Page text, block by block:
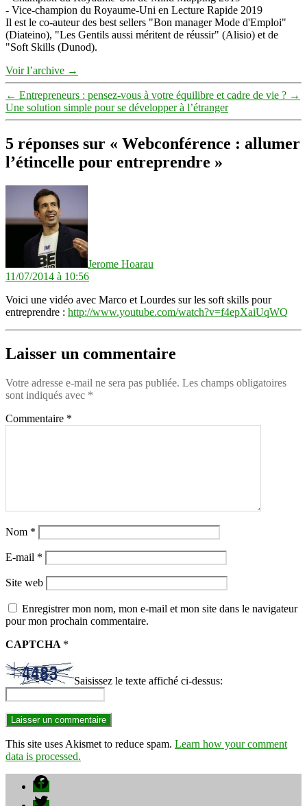
- Vice-champion du Royaume-Uni en Lecture Rapide 2019
Il est le co-auteur des best sellers "Bon manager Mode d'Emploi"
(Diateino), "Les Gentils aussi méritent de réussir" (Alisio) et de
"Soft Skills (Dunod).
Voir l’archive →
← Entrepreneurs : pensez-vous à votre équilibre et cadre de vie ? →
Une solution simple pour se développer à l’étranger
5 réponses sur « Webconférence : allumer
l’étincelle pour entreprendre »
Jerome Hoarau
11/07/2014 à 10:56
Voici une vidéo avec Marco et Lourdes sur les soft skills pour
entreprendre : http://www.youtube.com/watch?v=f4epXaiUqWQ
Laisser un commentaire
Votre adresse e-mail ne sera pas publiée. Les champs obligatoires
sont indiqués avec *
Commentaire *
Nom *
E-mail *
Site web
Enregistrer mon nom, mon e-mail et mon site dans le navigateur
pour mon prochain commentaire.
CAPTCHA *
Saisissez le texte affiché ci-dessus:
This site uses Akismet to reduce spam. Learn how your comment
data is processed.
Facebook
Twitter